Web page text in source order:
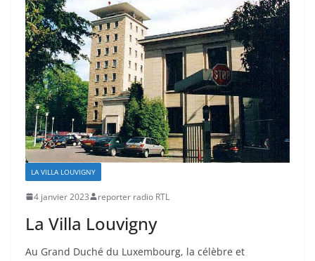
LA VILLA LOUVIGNY
4 janvier 2023 reporter radio RTL
La Villa Louvigny
Au Grand Duché du Luxembourg, la célèbre et